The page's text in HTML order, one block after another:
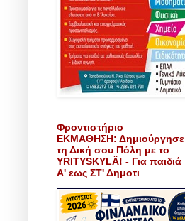
Φροντιστήριο
ΕΚΜΑΘΗΣΗ: Δημιούργησε
τη Δική σου Πόλη με το
YRITYSKYLÄ! - Για παιδιά
Α' εως ΣΤ' Δημοτι